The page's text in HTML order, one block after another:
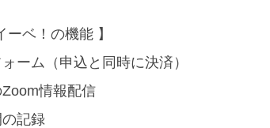
ーベ！の機能 】
ーム（申込と同時に決済）
情報配信
記録